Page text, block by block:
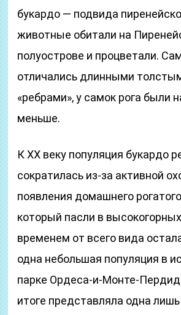
букардо — подвида
животные обитали на
полуострове и процветали.
отличались длинными
«ребрами», у самок рога были
меньше.
К XX веку популяция букардо
сократилась из-за активной
появления домашнего
который пасли в
временем от всего вида
одна небольшая популяция в
парке Ордеса-и-Монте-
итоге представляла одна